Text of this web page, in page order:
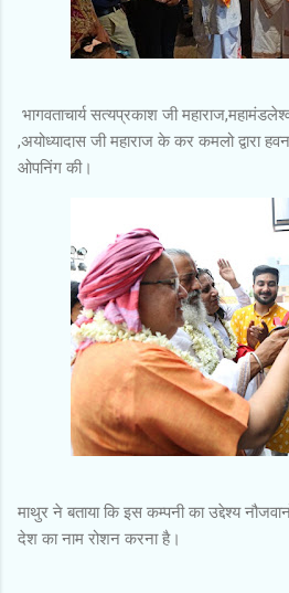
भागवताचार्य सत्यप्रकाश जी
,अयोध्यादास जी महाराज के कर कमलो द्वारा
ओपनिंग की।
माथुर ने बताया कि इस कम्पनी का उद्देश्य
देश का नाम रोशन करना है।